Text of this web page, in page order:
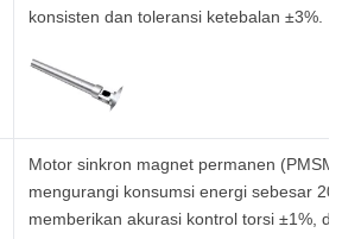
konsisten dan toleransi ketebalan ±3%.
Motor sinkron magnet permanen (PMSM)
mengurangi konsumsi energi sebesar
memberikan akurasi kontrol torsi ±1%,